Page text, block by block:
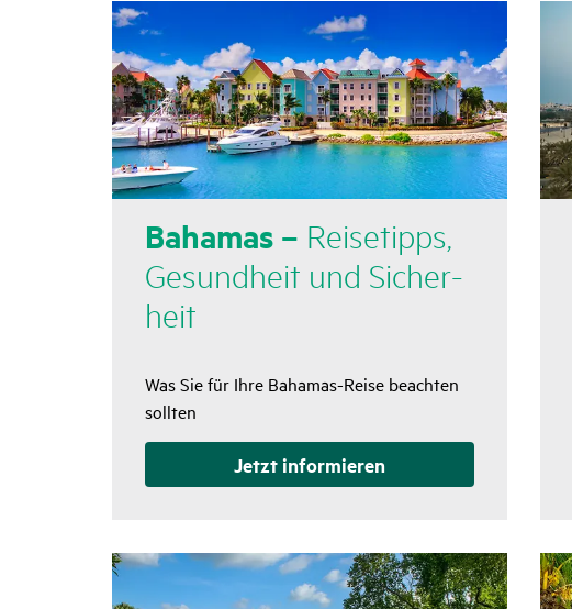
Bahamas – Reise­tipps,
Gesund­heit und Sicher­
heit
Was Sie für Ihre Bahamas-Reise beachten
sollten
Jetzt infor­mieren